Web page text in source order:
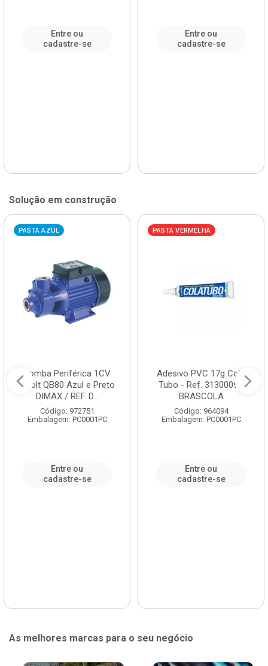
Entre ou
cadastre-se
Entre ou
cadastre-se
Solução em construção
PASTA AZUL
Bomba Periférica 1CV
Bivolt QB80 Azul e Preto
DIMAX / REF. D...
Código: 972751
Embalagem: PC0001PC
Entre ou
cadastre-se
PASTA VERMELHA
Adesivo PVC 17g Cola
Tubo - Ref. 3130009 -
BRASCOLA
Código: 964094
Embalagem: PC0001PC
Entre ou
cadastre-se
As melhores marcas para o seu negócio